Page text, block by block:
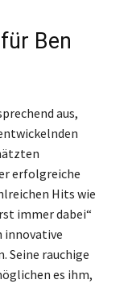
Ben
aus,
erfolgreiche
Hits wie
immer dabei“
innovative
Seine rauchige
es ihm,